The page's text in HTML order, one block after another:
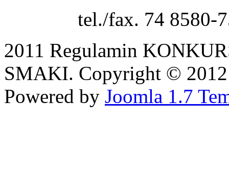
tel./fax. 74 8580-
2011 Regulamin
SMAKI. Copyright ©
Powered by Joomla 1.7